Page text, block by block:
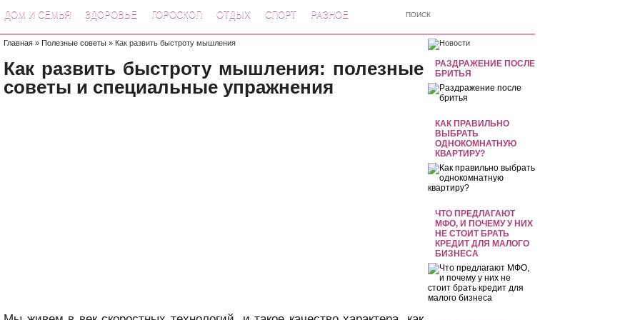
ДОМ И СЕМЬЯ ЗДОРОВЬЕ ГОРОСКОП ОТДЫХ СПОРТ РАЗНОЕ
РАЗДРАЖЕНИЕ ПОСЛЕ
БРИТЬЯ
КАК ПРАВИЛЬНО
ВЫБРАТЬ
ОДНОКОМНАТНУЮ
КВАРТИРУ?
ЧТО ПРЕДЛАГАЮТ
МФО, И ПОЧЕМУ У НИХ
НЕ СТОИТ БРАТЬ
КРЕДИТ ДЛЯ МАЛОГО
БИЗНЕСА
Главная » Полезные советы » Как развить быстроту мышления
Как развить быстроту мышления: полезные
советы и специальные упражнения